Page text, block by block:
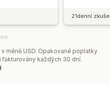
21denní
měně USD. Opakované poplatky
každých 30 dní.